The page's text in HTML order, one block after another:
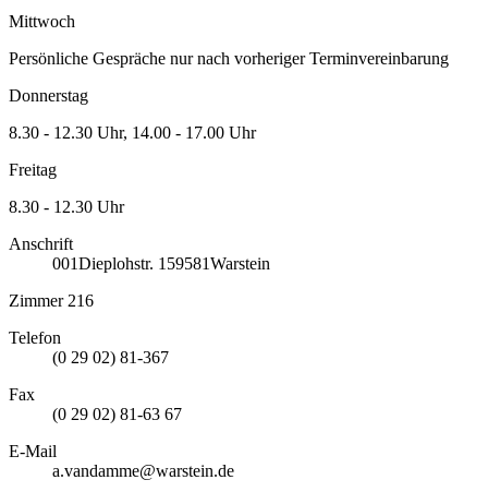
Mittwoch
Persönliche Gespräche nur nach vorheriger Terminvereinbarung
Donnerstag
8.30 - 12.30 Uhr, 14.00 - 17.00 Uhr
Freitag
8.30 - 12.30 Uhr
Anschrift
001Dieplohstr. 1 59581Warstein
Zimmer 216
Telefon
(0 29 02) 81-367
Fax
(0 29 02) 81-63 67
E-Mail
a.vandamme@warstein.de